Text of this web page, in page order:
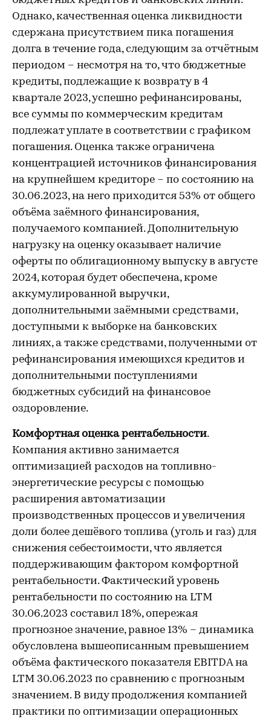
Однако, качественная оценка ликвидности
сдержана присутствием пика погашения
долга в течение года, следующим за отчётным
периодом – несмотря на то, что бюджетные
кредиты, подлежащие к возврату в 4
квартале 2023, успешно рефинансированы,
все суммы по коммерческим кредитам
подлежат уплате в соответствии с графиком
погашения. Оценка также ограничена
концентрацией источников финансирования
на крупнейшем кредиторе – по состоянию на
30.06.2023, на него приходится 53% от общего
объёма заёмного финансирования,
получаемого компанией. Дополнительную
нагрузку на оценку оказывает наличие
оферты по облигационному выпуску в августе
2024, которая будет обеспечена, кроме
аккумулированной выручки,
дополнительными заёмными средствами,
доступными к выборке на банковских
линиях, а также средствами, полученными от
рефинансирования имеющихся кредитов и
дополнительными поступлениями
бюджетных субсидий на финансовое
оздоровление.
Комфортная оценка рентабельности.
Компания активно занимается
оптимизацией расходов на топливно-
энергетические ресурсы с помощью
расширения автоматизации
производственных процессов и увеличения
доли более дешёвого топлива (уголь и газ) для
снижения себестоимости, что является
поддерживающим фактором комфортной
рентабельности. Фактический уровень
рентабельности по состоянию на LTM
30.06.2023 составил 18%, опережая
прогнозное значение, равное 13% – динамика
обусловлена вышеописанным превышением
объёма фактического показателя EBITDA на
LTM 30.06.2023 по сравнению с прогнозным
значением. В виду продолжения компанией
практики по оптимизации операционных